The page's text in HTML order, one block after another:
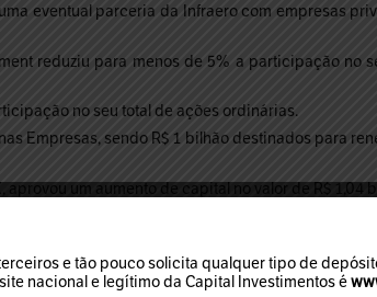
eventual parceria da Infraero com empresas
reduziu para menos de 5% a participação no
no seu total de ações ordinárias.
Empresas, sendo R$ 1 bilhão destinados para
um aumento de capital no valor de R$ 1,04
de 100% de sua operação no Chile por cerca
e tão pouco solicita qualquer tipo de
nacional e legítimo da Capital Investimentos é